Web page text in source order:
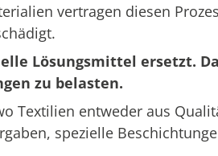
vertragen diesen
Lösungsmittel ersetzt.
zu belasten.
Textilien entweder aus
spezielle